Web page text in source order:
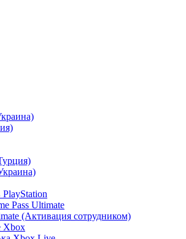
PlayStation
Pass Ultimate
(Активация сотрудником)
Xbox